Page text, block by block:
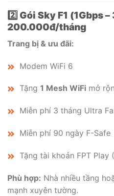
2️⃣ Gói Sky F1 (1Gbps
200.000đ/tháng
Trang bị & ưu đãi:
Modem WiFi 6
Tặng 1 Mesh WiFi mở
Miễn phí 3 tháng Ultra
Miễn phí 90 ngày F-Safe
Tặng tài khoản FPT Play
Phù hợp: Nhà nhiều tầng
mạnh xuyên tường.